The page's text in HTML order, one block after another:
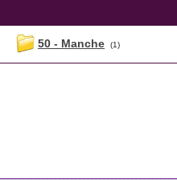
50 - Manche (1)